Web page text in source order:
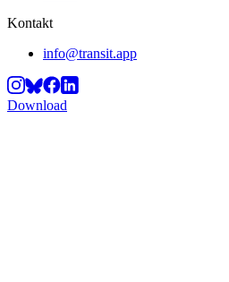
Kontakt
info@transit.app
Download